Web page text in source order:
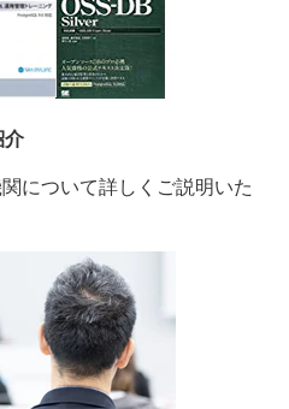
介
について詳しくご説明いた